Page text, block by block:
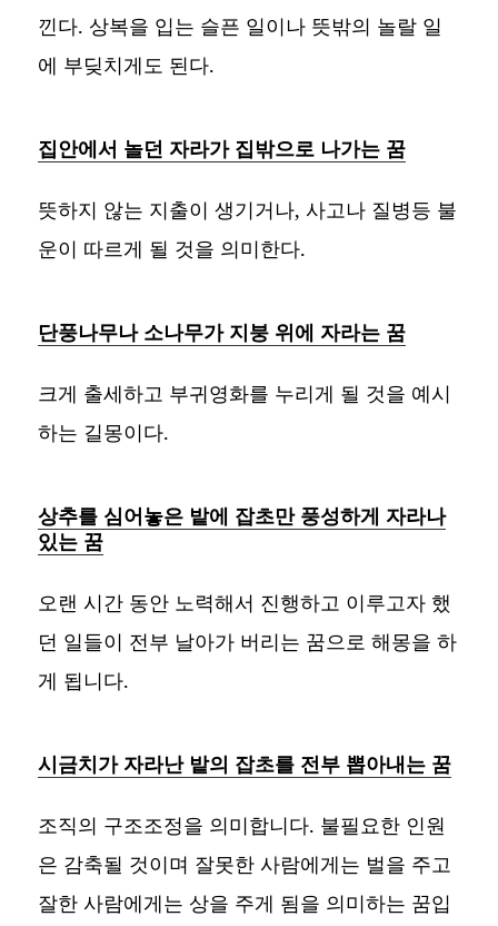
낀다. 상복을 입는 슬픈 일이나 뜻밖의 놀랄 일
에 부딪치게도 된다.
집안에서 놀던 자라가 집밖으로 나가는 꿈
뜻하지 않는 지출이 생기거나, 사고나 질병등 불
운이 따르게 될 것을 의미한다.
단풍나무나 소나무가 지붕 위에 자라는 꿈
크게 출세하고 부귀영화를 누리게 될 것을 예시
하는 길몽이다.
상추를 심어놓은 밭에 잡초만 풍성하게 자라나
있는 꿈
오랜 시간 동안 노력해서 진행하고 이루고자 했
던 일들이 전부 날아가 버리는 꿈으로 해몽을 하
게 됩니다.
시금치가 자라난 밭의 잡초를 전부 뽑아내는 꿈
조직의 구조조정을 의미합니다. 불필요한 인원
은 감축될 것이며 잘못한 사람에게는 벌을 주고
잘한 사람에게는 상을 주게 됨을 의미하는 꿈입